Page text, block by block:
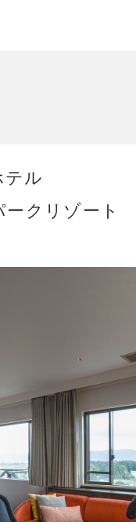
誌）
パークリ
テル
クリゾート